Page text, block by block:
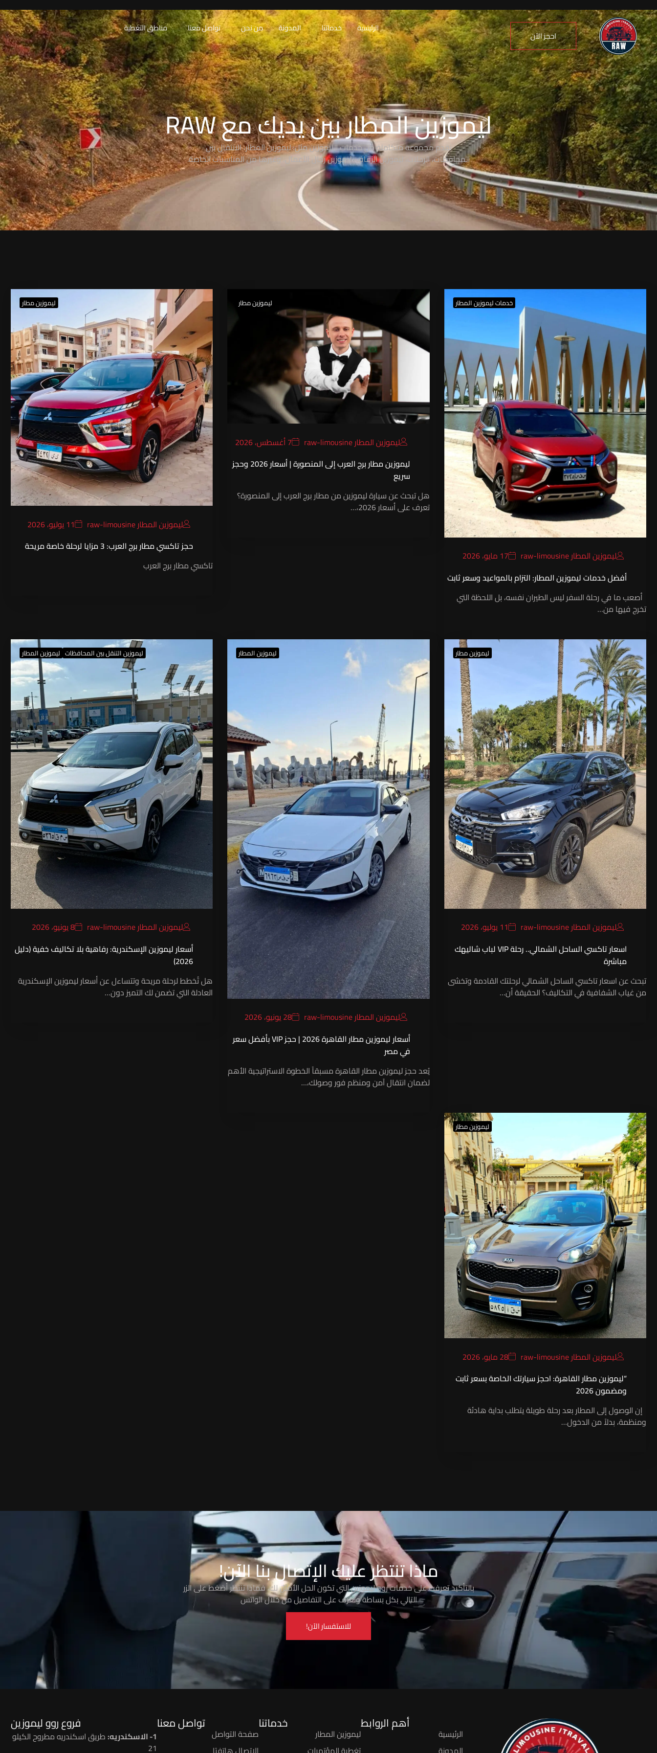
احجز الآن
الرئيسية خدماتنا المدونة من نحن تواصل معنا مناطق التغطية
ليموزين المطار بين يديك مع RAW
نقدم مجموعة متكاملة من خدمات الليموزين مثل: ليموزين المطار، الانتقال بين
المحافظات، الرحلات، ليموزين الزفاف، ليموزين رجال الأعمال، وغيرها من المناسبات الخاصة.
خدمات ليموزين المطار
ليموزين المطار raw-limousine
17 مايو، 2026
أفضل خدمات ليموزين المطار: التزام بالمواعيد وسعر ثابت
أصعب ما في رحلة السفر ليس الطيران نفسه، بل اللحظة التي
تخرج فيها من…
ليموزين مطار
ليموزين المطار raw-limousine
7 أغسطس، 2026
ليموزين مطار برج العرب إلى المنصورة | أسعار 2026 وحجز
سريع
هل تبحث عن سيارة ليموزين من مطار برج العرب إلى المنصورة؟
تعرف على أسعار 2026،…
ليموزين مطار
ليموزين المطار raw-limousine
11 يوليو، 2026
حجز تاكسي مطار برج العرب: 3 مزايا لرحلة خاصة مريحة
تاكسي مطار برج العرب
ليموزين مطار
ليموزين المطار raw-limousine
11 يوليو، 2026
اسعار تاكسي الساحل الشمالي.. رحلة VIP لباب شاليهك
مباشرة
تبحث عن اسعار تاكسي الساحل الشمالي لرحلتك القادمة وتخشى
من غياب الشفافية في التكاليف؟ الحقيقة أن…
ليموزين المطار
ليموزين المطار raw-limousine
28 يونيو، 2026
أسعار ليموزين مطار القاهرة 2026 | حجز VIP بأفضل سعر
في مصر
يُعد حجز ليموزين مطار القاهرة مسبقاً الخطوة الاستراتيجية الأهم
لضمان انتقال آمن ومنظم فور وصولك،…
ليموزين التنقل بين المحافظات ليموزين المطار
ليموزين المطار raw-limousine
8 يونيو، 2026
أسعار ليموزين الإسكندرية: رفاهية بلا تكاليف خفية (دليل
2026)
هل تُخطط لرحلة مريحة وتتساءل عن أسعار ليموزين الإسكندرية
العادلة التي تضمن لك التميز دون…
ليموزين مطار
ليموزين المطار raw-limousine
28 مايو، 2026
“ليموزين مطار القاهرة: احجز سيارتك الخاصة بسعر ثابت
ومضمون 2026
إن الوصول إلى المطار بعد رحلة طويلة يتطلب بداية هادئة
ومنظمة، بدلاً من الدخول…
ماذا تنتظر عليك الإتصال بنا الآن!
بالتأكيد تعرفت على خدمات روو ليموزين التي تكون الحل الأمثل لك، فماذا تنتظر أضغط على الزر
التالي بكل بساطة وتعرف على التفاصيل من خلال الواتس
للاستفسار الآن!
أهم الروابط
الرئيسية
خدماتنا
ليموزين المطار
تواصل معنا
صفحة التواصل
فروع روو ليموزين
1- الاسكندريه:
طريق اسكندريه مطروح الكيلو
21